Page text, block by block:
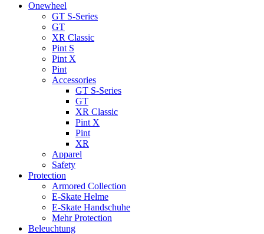
Onewheel
GT S-Series
GT
XR Classic
Pint S
Pint X
Pint
Accessories
GT S-Series
GT
XR Classic
Pint X
Pint
XR
Apparel
Safety
Protection
Armored Collection
E-Skate Helme
E-Skate Handschuhe
Mehr Protection
Beleuchtung